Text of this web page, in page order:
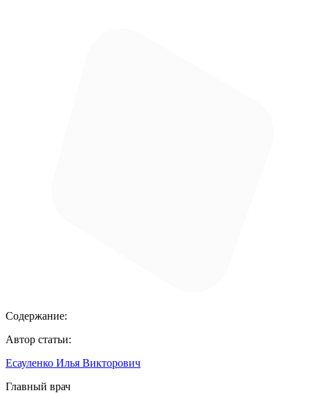
Содержание:
Автор статьи:
Есауленко Илья Викторович
Главный врач